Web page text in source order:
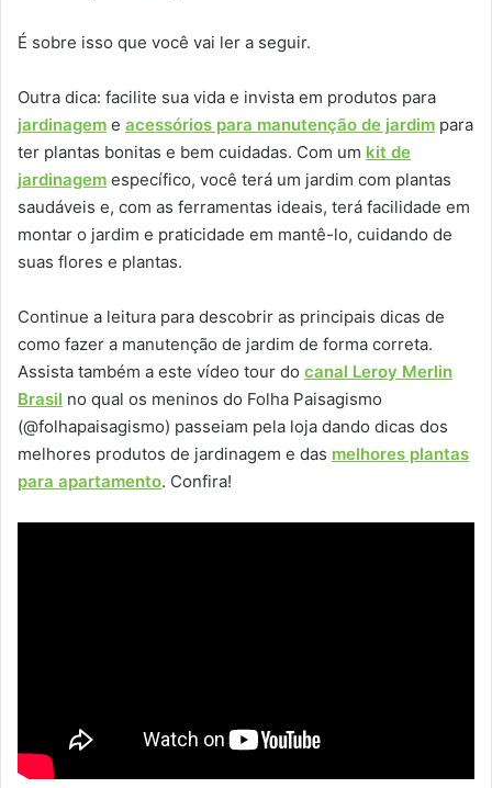
É sobre isso que você vai ler a seguir.
Outra dica: facilite sua vida e invista em produtos para
jardinagem e acessórios para manutenção de jardim para
ter plantas bonitas e bem cuidadas. Com um kit de
jardinagem específico, você terá um jardim com plantas
saudáveis e, com as ferramentas ideais, terá facilidade em
montar o jardim e praticidade em mantê-lo, cuidando de
suas flores e plantas.
Continue a leitura para descobrir as principais dicas de
como fazer a manutenção de jardim de forma correta.
Assista também a este vídeo tour do canal Leroy Merlin
Brasil no qual os meninos do Folha Paisagismo
(@folhapaisagismo) passeiam pela loja dando dicas dos
melhores produtos de jardinagem e das melhores plantas
para apartamento. Confira!